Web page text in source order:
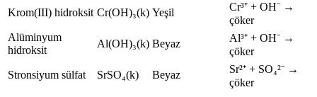
Krom(III) hidroksit Cr(OH)₃(k) Yeşil
Cr³⁺ + OH⁻ →
çöker
Alüminyum
hidroksit
Al(OH)₃(k) Beyaz
Al³⁺ + OH⁻ →
çöker
Stronsiyum sülfat
SrSO₄(k) Beyaz
Sr²⁺ + SO₄²⁻ →
çöker